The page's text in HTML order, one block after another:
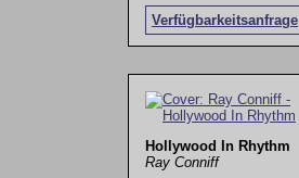
Verfügbarkeitsanfrage
Hollywood In Rhythm
Ray Conniff